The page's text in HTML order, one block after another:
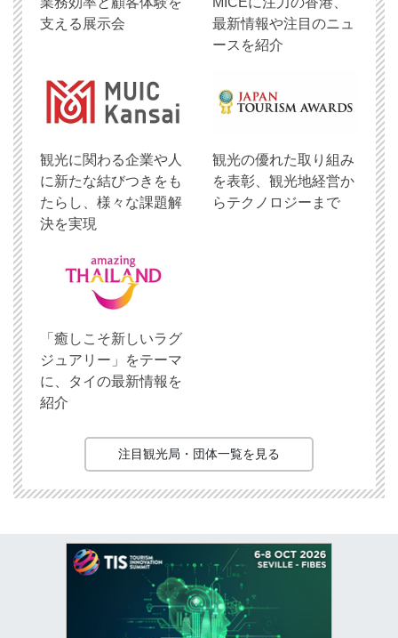
支える展示会
最新情報や注目のニュ
ースを紹介
観光に関わる企業や人
に新たな結びつきをも
たらし、様々な課題解
決を実現
観光の優れた取り組み
を表彰、観光地経営か
らテクノロジーまで
「癒しこそ新しいラグ
ジュアリー」をテーマ
に、タイの最新情報を
紹介
注目観光局・団体一覧を見る